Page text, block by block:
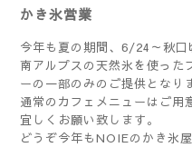
かき氷営業
今年も夏の期間、6/24～秋口
南アルプスの天然氷を使った
ーの一部のみのご提供となり
通常のカフェメニューはご用
宜しくお願い致します。
どうぞ今年もNOIEのかき氷